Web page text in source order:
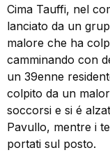
Cima Tauffi, nel
lanciato da un
malore che ha
camminando con
un 39enne
colpito da un
soccorsi e si é
Pavullo, mentre i
portati sul posto.